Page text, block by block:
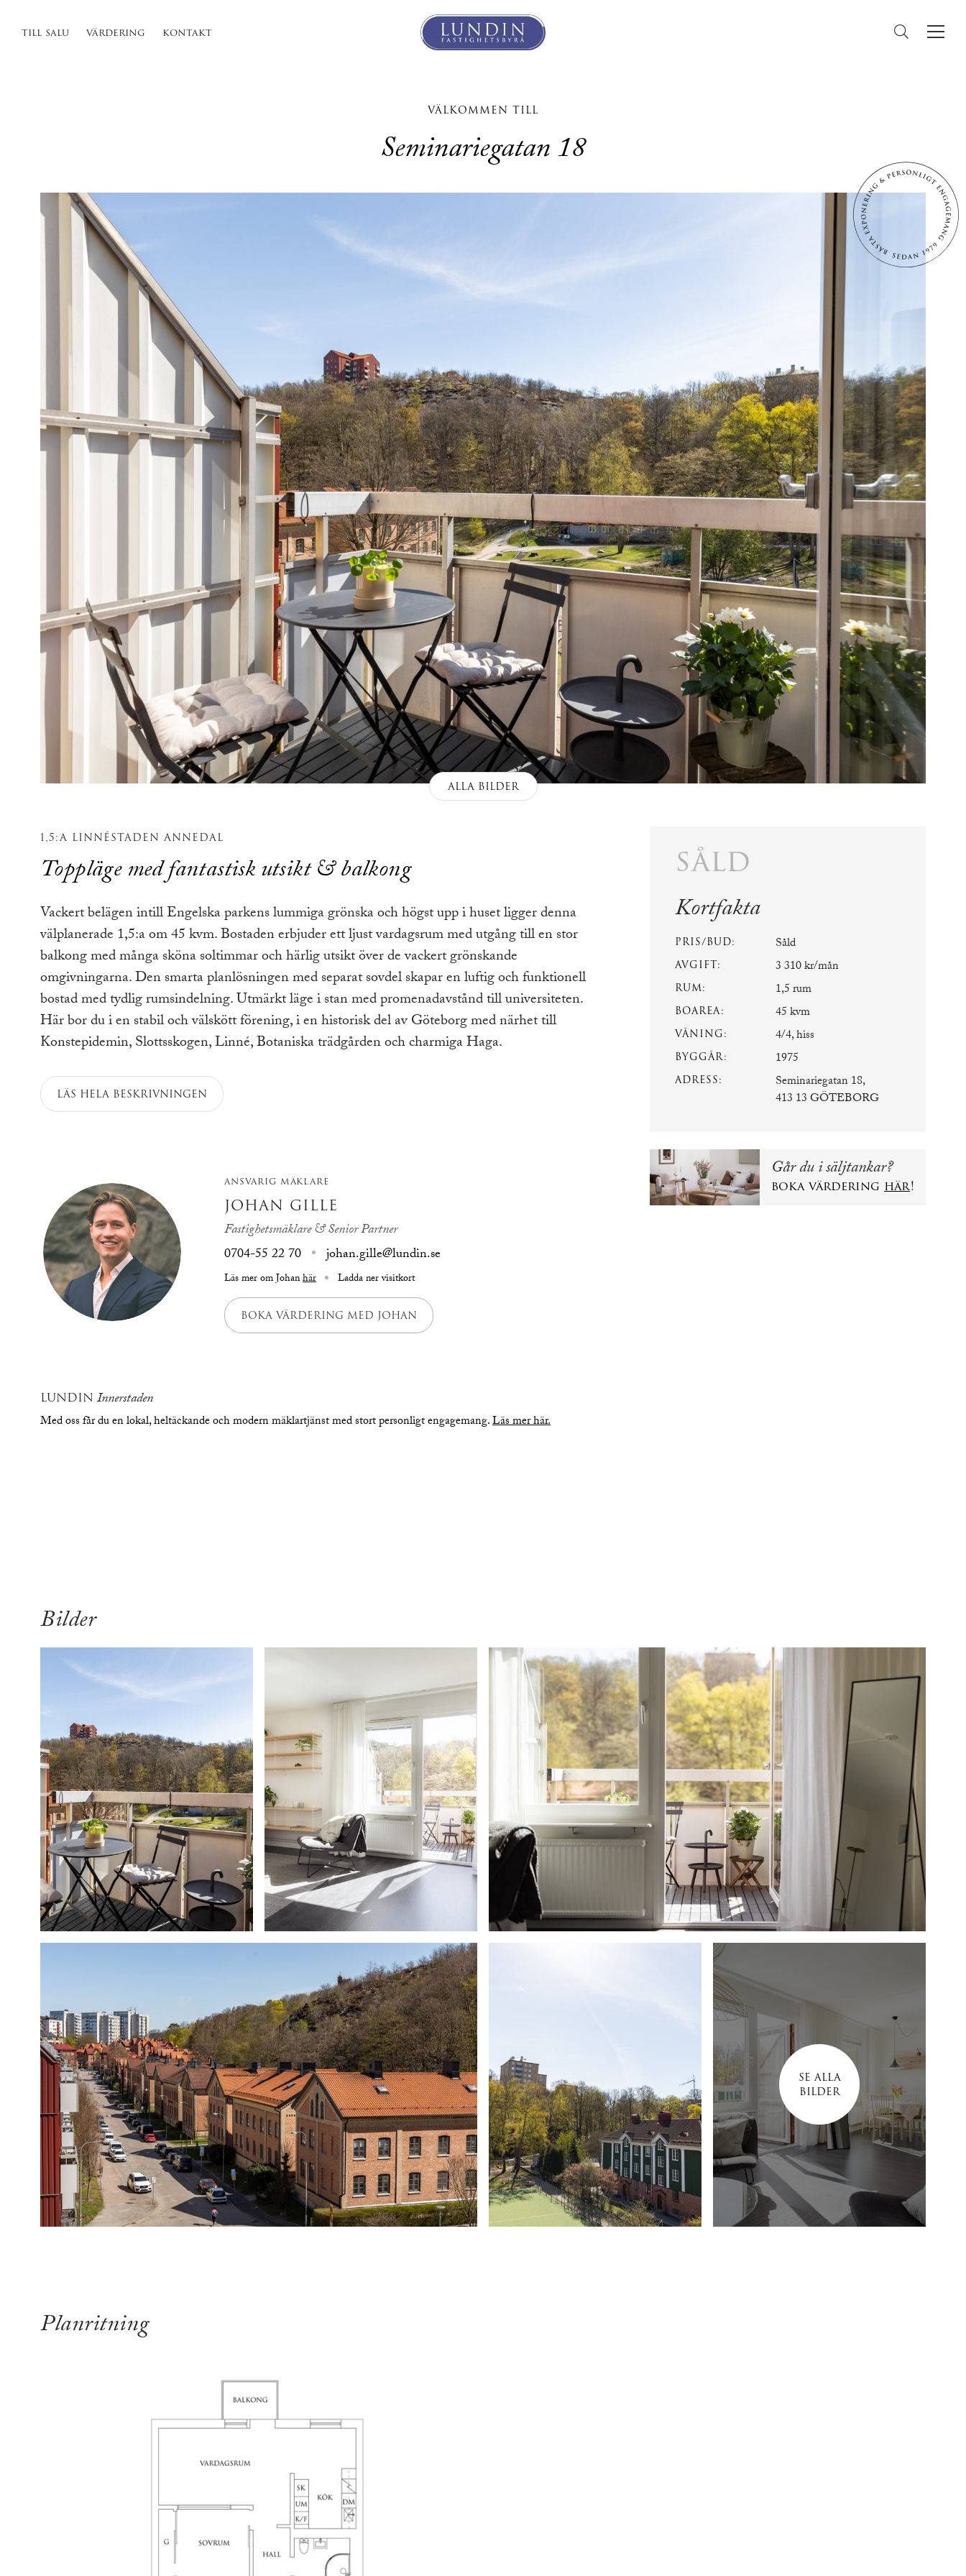
till salu värdering kontakt
VÄLKOMMEN TILL
Seminariegatan 18
ALLA BILDER
1,5:A LINNÉSTADEN ANNEDAL
Toppläge med fantastisk utsikt & balkong
Vackert belägen intill Engelska parkens lummiga grönska och högst upp i huset ligger denna
välplanerade 1,5:a om 45 kvm. Bostaden erbjuder ett ljust vardagsrum med utgång till en stor
balkong med många sköna soltimmar och härlig utsikt över de vackert grönskande
omgivningarna. Den smarta planlösningen med separat sovdel skapar en luftig och funktionell
bostad med tydlig rumsindelning. Utmärkt läge i stan med promenadavstånd till universiteten.
Här bor du i en stabil och välskött förening, i en historisk del av Göteborg med närhet till
Konstepidemin, Slottsskogen, Linné, Botaniska trädgården och charmiga Haga.
LÄS HELA BESKRIVNINGEN
ANSVARIG MÄKLARE
JOHAN GILLE
Fastighetsmäklare & Senior Partner
0704-55 22 70
johan.gille@lundin.se
Läs mer om Johanhär Ladda ner visitkort
BOKA VÄRDERING MED JOHAN
LUNDIN Innerstaden
Med oss får du en lokal, heltäckande och modern mäklartjänst med stort personligt engagemang.Läs mer här.
såld
Kortfakta
PRIS/BUD: Såld
AVGIFT: 3 310 kr/mån
RUM: 1,5 rum
BOAREA: 45 kvm
VÅNING: 4/4, hiss
BYGGÅR: 1975
ADRESS:
Seminariegatan 18,
413 13 GÖTEBORG
Går du i säljtankar?
boka värdering här!
Bilder
SE ALLA
BILDER
Planritning